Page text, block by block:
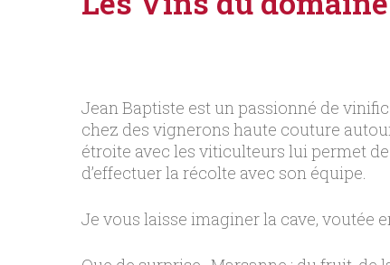
Jean Baptiste est un passionné de
chez des vignerons haute couture
étroite avec les viticulteurs lui permet
d’effectuer la récolte avec son équipe.
Je vous laisse imaginer la cave, voutée